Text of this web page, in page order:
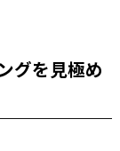
グを見極め